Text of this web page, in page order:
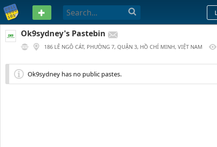
PASTEBIN
Ok9sydney's Pastebin
186 LÊ NGÔ CÁT, PHƯỜNG 7, QUẬN 3, HỒ CHÍ MINH, VIỆT NAM
Ok9sydney has no public pastes.